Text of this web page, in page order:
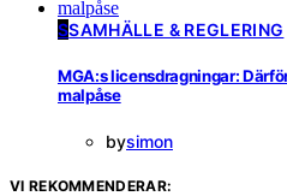
SSAMHÄLLE & REGLERING
MGA:s licensdragningar:
malpåse
bysimon
VI REKOMMENDERAR: